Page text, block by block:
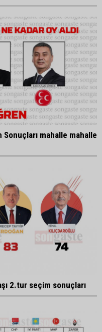
mahalle mahalle
2.tur seçim sonuçları